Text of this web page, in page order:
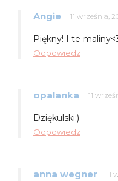
Angie 11 września,
Piękny! I te
Odpowiedz
opalanka 11
Dziękulski:)
Odpowiedz
anna wegner 11